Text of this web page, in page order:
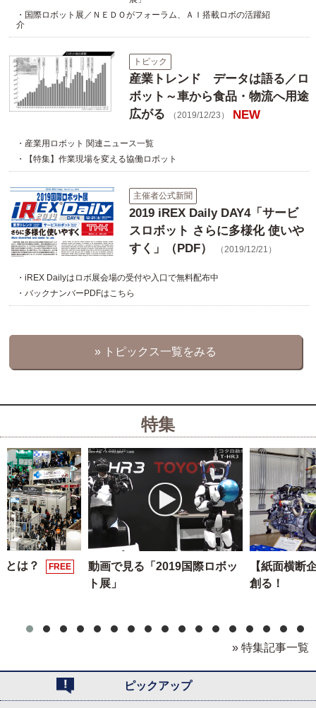
・国際ロボット展／ＮＥＤＯがフォーラム、ＡＩ搭載ロボの活躍紹
介
トピック
産業トレンド データは語る／ロ
ボット～車から食品・物流へ用途
広がる
（2019/12/23） NEW
・産業用ロボット 関連ニュース一覧
・【特集】作業現場を変える協働ロボット
主催者公式新聞
2019 iREX Daily DAY4「サービ
スロボット さらに多様化 使いや
すく」（PDF）
（2019/12/21）
・iREX Dailyはロボ展会場の受付や入口で無料配布中
・バックナンバーPDFはこちら
» トピックス一覧をみる
特集
とは？ FREE
動画で見る「2019国際ロボッ
ト展」
【紙面横断
創る！
» 特集記事一覧
ピックアップ